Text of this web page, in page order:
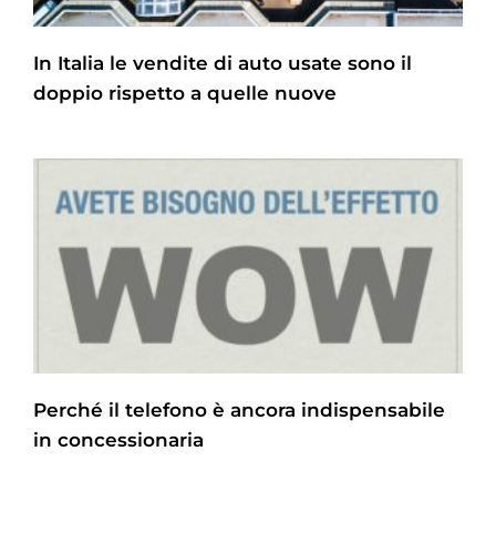
In Italia le vendite di auto usate sono il
doppio rispetto a quelle nuove
Perché il telefono è ancora indispensabile
in concessionaria